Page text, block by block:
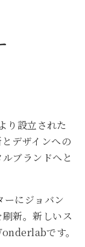
り設立された
デザインへの
ブランドへと
ーにジョバン
新。新しいス
です。